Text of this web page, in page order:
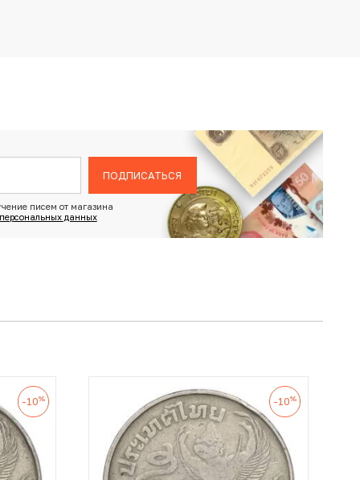
ПОДПИСАТЬСЯ
писем от магазина
данных
-10% -10%